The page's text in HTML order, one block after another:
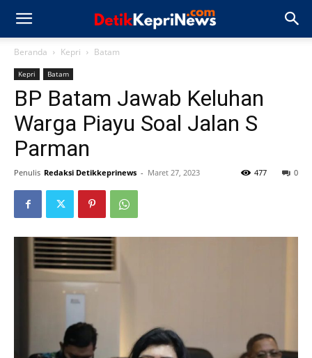
Beranda Kepri Batam
Kepri Batam
BP Batam Jawab Keluhan
Warga Piayu Soal Jalan S
Parman
Penulis Redaksi Detikkeprinews - Maret 27, 2023 0
477